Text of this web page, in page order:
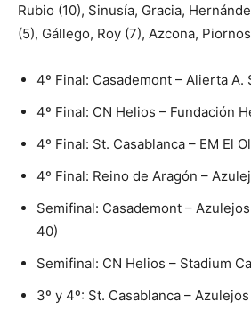
Rubio (10), Sinusía, Gracia,
(5), Gállego, Roy (7), Azcona,
4º Final: Casademont – Alierta A.
4º Final: CN Helios – Fundación
4º Final: St. Casablanca – EM El
4º Final: Reino de Aragón –
Semifinal: Casademont –
40)
Semifinal: CN Helios – Stadium
3º y 4º: St. Casablanca –